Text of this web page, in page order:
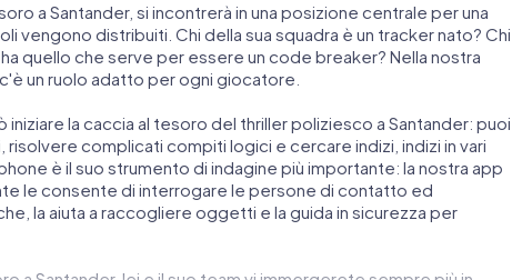
a Santander, si incontrerà in una posizione centrale per una
vengono distribuiti. Chi della sua squadra è un tracker nato? Chi
quello che serve per essere un code breaker? Nella nostra
un ruolo adatto per ogni giocatore.
iniziare la caccia al tesoro del thriller poliziesco a Santander: puoi
complicati compiti logici e cercare indizi, indizi in vari
è il suo strumento di indagine più importante: la nostra app
le consente di interrogare le persone di contatto ed
la aiuta a raccogliere oggetti e la guida in sicurezza per